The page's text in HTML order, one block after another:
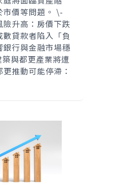
市價等問題。 \-
險升高：房價下跌
貸款者陷入「負
銀行與金融市場穩
與都更產業將遭
推動可能停滯：